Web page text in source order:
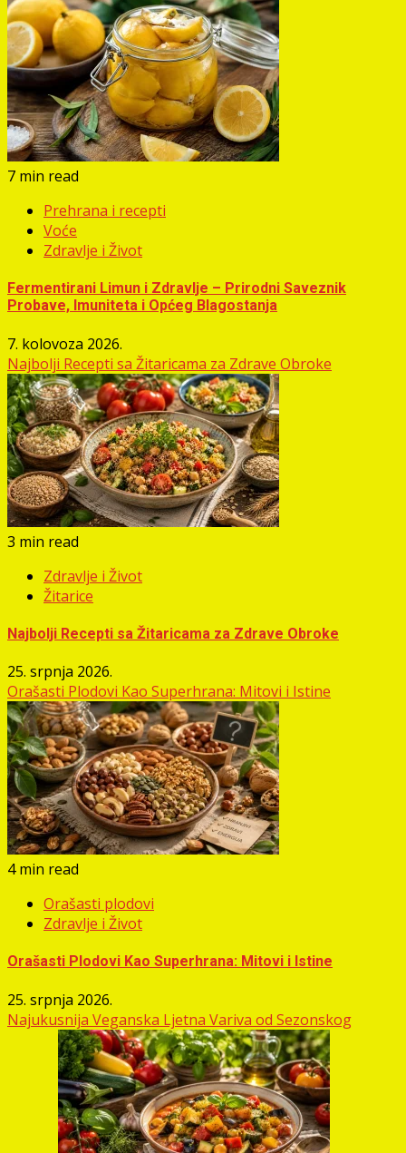
7 min read
Prehrana i recepti
Voće
Zdravlje i Život
Fermentirani Limun i Zdravlje – Prirodni Saveznik
Probave, Imuniteta i Općeg Blagostanja
7. kolovoza 2026.
Najbolji Recepti sa Žitaricama za Zdrave Obroke
3 min read
Zdravlje i Život
Žitarice
Najbolji Recepti sa Žitaricama za Zdrave Obroke
25. srpnja 2026.
Orašasti Plodovi Kao Superhrana: Mitovi i Istine
4 min read
Orašasti plodovi
Zdravlje i Život
Orašasti Plodovi Kao Superhrana: Mitovi i Istine
25. srpnja 2026.
Najukusnija Veganska Ljetna Variva od Sezonskog